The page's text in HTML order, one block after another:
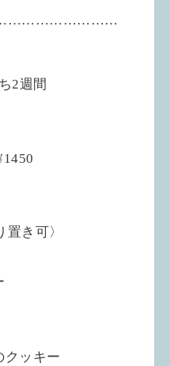
2週間
置き可〉
クッキー